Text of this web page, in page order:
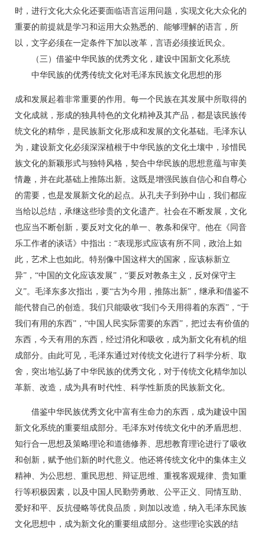
时，进行文化大众化还要面临语言运用问题，实现文化大众化的
重要的前提就是学习和运用大众熟悉的、能够理解的语言，所
以，文字必须在一定条件下加以改革，言语必须接近民众。
（三）借鉴中华民族的优秀文化，建设中国新文化系统
中华民族的优秀传统文化对毛泽东民族文化思想的形
成和发展起着非常重要的作用。每一个民族在其发展中所取得的
文化成就，形成的独具特色的文化精神及其产品，都是该民族传
统文化的精华，是民族新文化形成和发展的文化基础。毛泽东认
为，建设新文化必须深深植根于中华民族的文化土壤中，珍惜民
族文化的新颖形式与独特风格，契合中华民族的思想意蕴与审美
情趣，并在此基础上推陈出新。这既是增强民族自信心和自尊心
的需要，也是发展新文化的起点。从孔夫子到孙中山，我们都应
当给以总结，承继这些珍贵的文化遗产。社会在不断发展，文化
也应当不断创新，要反对文化的单一、教条和保守。他在《同音
乐工作者的谈话》中指出：“表现形式应该有所不同，政治上如
此，艺术上也如此。特别像中国这样大的国家，应该标新立
异”，“中国的文化应该发展”，“要反对教条主义，反对保守主
义”。毛泽东多次指出，要“古为今用，推陈出新”，继承和借鉴不
能代替自己的创造。我们只能吸收“我们今天用得着的东西”，“于
我们有用的东西”，“中国人民实际需要的东西”，把过去有价值的
东西，今天有用的东西，经过消化和吸收，成为新文化有机的组
成部分。由此可见，毛泽东通过对传统文化进行了科学分析、取
舍，突出地弘扬了中华民族的优秀文化，对于传统文化精华加以
革新、改造，成为具有时代性、科学性新质的民族新文化。
借鉴中华民族优秀文化中富有生命力的东西，成为建设中国
新文化系统的重要组成部分。毛泽东对传统文化中的矛盾思想、
知行合一思想及策略理论和道德修养、思想教育理论进行了吸收
和创新，赋予他们新的时代意义。他还将传统文化中的集体主义
精神、为公思想、重民思想、辩证思维、重视客观规律、贵知重
行等积极因素，以及中国人民勤劳勇敢、公平正义、同情互助、
爱好和平、反抗侵略等优良品质，则加以改造，纳入毛泽东民族
文化思想中，成为新文化的重要组成部分。这些理论实践的结